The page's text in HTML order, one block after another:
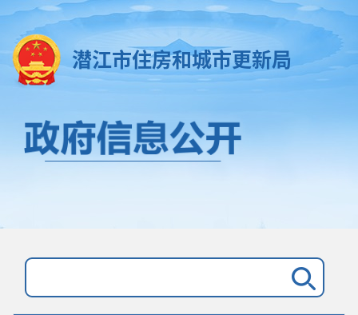
潜江市住房和城市更新局